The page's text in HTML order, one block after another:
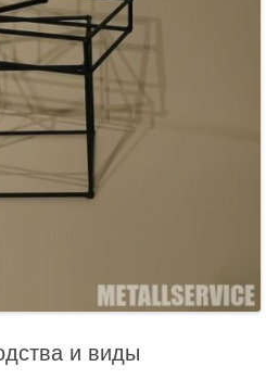
и виды